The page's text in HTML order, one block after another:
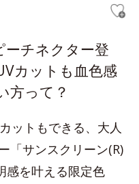
ーチネクター登
カットも血色感
方って？
ットもできる、大人
「サンスクリーン(R)
感を叶える限定色